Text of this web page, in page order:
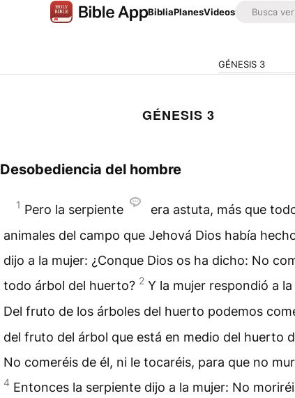
BibliaPlanesVideos
GÉNESIS 3
GÉNESIS 3
Desobediencia del hombre
1 Pero la serpiente
era astuta, más que
animales del campo que Jehová Dios había
dijo a la mujer: ¿Conque Dios os ha dicho: No
todo árbol del huerto? 2 Y la mujer respondió a
Del fruto de los árboles del huerto podemos
del fruto del árbol que está en medio del huerto
No comeréis de él, ni le tocaréis, para que no
4 Entonces la serpiente dijo a la mujer: No